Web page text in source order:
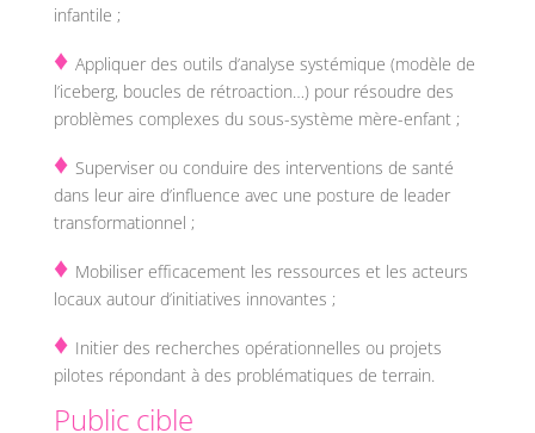
infantile ;
♦ Appliquer des outils d’analyse systémique (modèle de
l’iceberg, boucles de rétroaction…) pour résoudre des
problèmes complexes du sous-système mère-enfant ;
♦ Superviser ou conduire des interventions de santé
dans leur aire d’influence avec une posture de leader
transformationnel ;
♦ Mobiliser efficacement les ressources et les acteurs
locaux autour d’initiatives innovantes ;
♦ Initier des recherches opérationnelles ou projets
pilotes répondant à des problématiques de terrain.
Public cible